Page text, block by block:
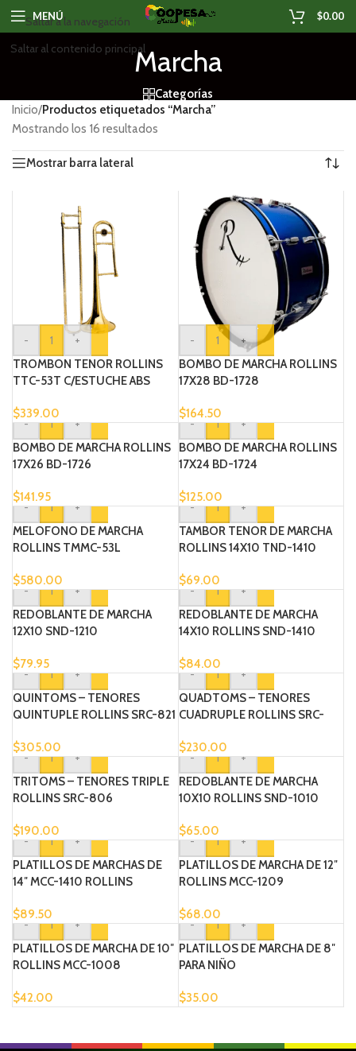
Saltar a la navegación
Saltar al contenido principal
MENÚ $0.00
Marcha
Categorías
Inicio/Productos etiquetados “Marcha”
Mostrando los 16 resultados
Mostrar barra lateral
-
+
TROMBON TENOR ROLLINS
TTC-53T C/ESTUCHE ABS
$339.00
-
+
BOMBO DE MARCHA ROLLINS
17X28 BD-1728
$164.50
-
+
BOMBO DE MARCHA ROLLINS
17X26 BD-1726
$141.95
-
+
BOMBO DE MARCHA ROLLINS
17X24 BD-1724
$125.00
-
+
MELOFONO DE MARCHA
ROLLINS TMMC-53L
$580.00
-
+
TAMBOR TENOR DE MARCHA
ROLLINS 14X10 TND-1410
$69.00
-
+
REDOBLANTE DE MARCHA
12X10 SND-1210
$79.95
-
+
REDOBLANTE DE MARCHA
14X10 ROLLINS SND-1410
$84.00
-
+
QUINTOMS – TENORES
QUINTUPLE ROLLINS SRC-821
$305.00
-
+
QUADTOMS – TENORES
CUADRUPLE ROLLINS SRC-
$230.00
-
+
TRITOMS – TENORES TRIPLE
ROLLINS SRC-806
$190.00
-
+
REDOBLANTE DE MARCHA
10X10 ROLLINS SND-1010
$65.00
-
+
PLATILLOS DE MARCHAS DE
14″ MCC-1410 ROLLINS
$89.50
-
+
PLATILLOS DE MARCHA DE 12″
ROLLINS MCC-1209
$68.00
-
+
PLATILLOS DE MARCHA DE 10″
ROLLINS MCC-1008
$42.00
-
+
PLATILLOS DE MARCHA DE 8″
PARA NIÑO
$35.00